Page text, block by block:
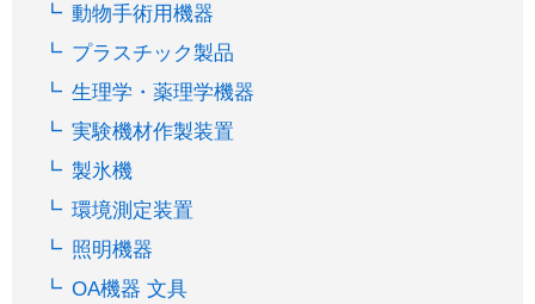
動物手術用機器
プラスチック製品
生理学・薬理学機器
実験機材作製装置
製氷機
環境測定装置
照明機器
OA機器 文具